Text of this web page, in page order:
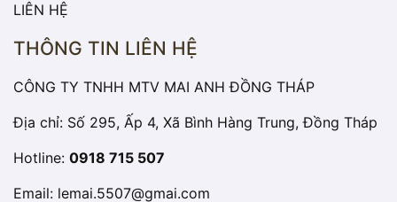
LIÊN HỆ
THÔNG TIN LIÊN HỆ
CÔNG TY TNHH MTV MAI ANH ĐỒNG THÁP
Địa chỉ: Số 295, Ấp 4, Xã Bình Hàng Trung, Đồng Tháp
Hotline: 0918 715 507
Email: lemai.5507@gmai.com